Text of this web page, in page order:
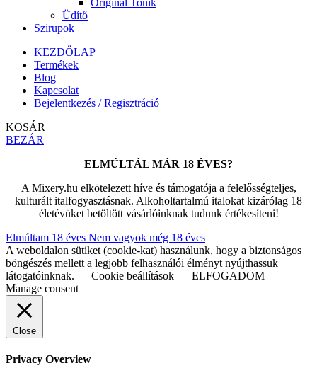
Üdítő
Szirupok
KEZDŐLAP
Termékek
Blog
Kapcsolat
Bejelentkezés / Regisztráció
KOSÁR
BEZÁR
ELMÚLTÁL MÁR 18 ÉVES?
A Mixery.hu elkötelezett híve és támogatója a felelősségteljes,
kulturált italfogyasztásnak. Alkoholtartalmú italokat kizárólag 18
életévüket betöltött vásárlóinknak tudunk értékesíteni!
Elmúltam 18 éves Nem vagyok még 18 éves
A weboldalon sütiket (cookie-kat) használunk, hogy a biztonságos
böngészés mellett a legjobb felhasználói élményt nyújthassuk
látogatóinknak.
Cookie beállítások
ELFOGADOM
Manage consent
Close
Privacy Overview